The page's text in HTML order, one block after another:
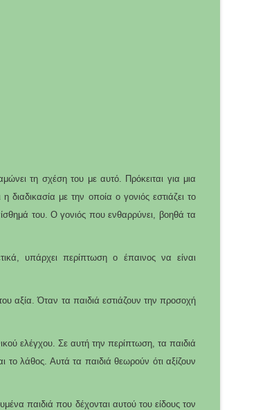
τη σχέση του με αυτό. Πρόκειται για μια
διαδικασία με την οποία ο γονιός εστιάζει το
του. Ο γονιός που ενθαρρύνει, βοηθά τα
υπάρχει περίπτωση ο έπαινος να είναι
αξία. Όταν τα παιδιά εστιάζουν την προσοχή
ελέγχου. Σε αυτή την περίπτωση, τα παιδιά
το λάθος. Αυτά τα παιδιά θεωρούν ότι αξίζουν
παιδιά που δέχονται αυτού του είδους τον